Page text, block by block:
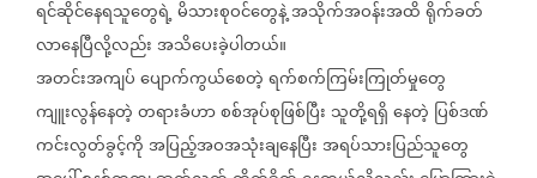
ရင်ဆိုင်နေရသူတွေရဲ့မိသားစုဝင်တွေနဲ့အသိုက်အဝန်းအထိရိုက်ခတ်
လာနေပြီလို့လည်းအသိပေးခဲ့ပါတယ်။
အတင်းအကျပ်ပျောက်ကွယ်စေတဲ့ရက်စက်ကြမ်းကြုတ်မှုတွေ
ကျူးလွန်နေတဲ့တရားခံဟာစစ်အုပ်စုဖြစ်ပြီး သူတို့ရရှိနေတဲ့ ပြစ်ဒဏ်
ကင်းလွတ်ခွင့်ကိုအပြည့်အဝအသုံးချနေပြီးအရပ်သားပြည်သူတွေ